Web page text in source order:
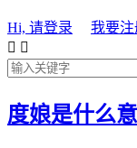
Hi, 请登录 我要注
 
度娘是什么